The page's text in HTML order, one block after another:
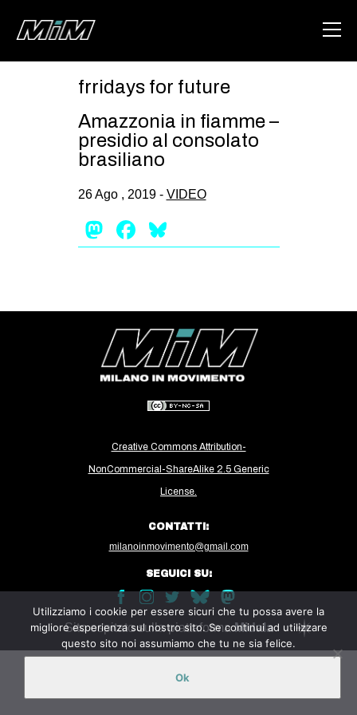
ABOUT
DEGENERAZIONE
GAZA FREESTYLE
ZAM
MILANO
SPORT POPOLARE
GENERI
MIGRAZIONI
PRECARIATO
REPRESSIONE
STUDENTI
frridays for future
Amazzonia in fiamme –
presidio al consolato
brasiliano
26 Ago , 2019 - VIDEO
Mastodon
Facebook
Creative Commons Attribution-
NonCommercial-ShareAlike 2.5 Generic
License.
CONTATTI:
milanoinmovimento@gmail.com
SEGUICI SU:
Sito ospitato sulla piattaformaMidala
Utilizziamo i cookie per essere sicuri che tu possa avere la
migliore esperienza sul nostro sito. Se continui ad utilizzare
questo sito noi assumiamo che tu ne sia felice.
Ok